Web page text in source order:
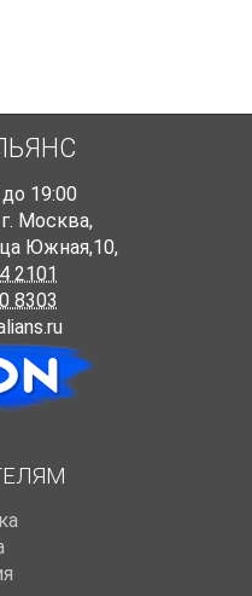
19:00
г. Москва,
Южная,10,
2101
8303